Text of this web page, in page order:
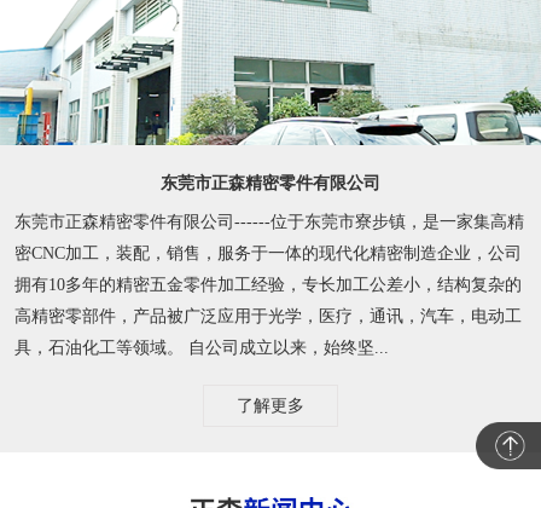
东莞市正森精密零件有限公司
东莞市正森精密零件有限公司------位于东莞市寮步镇，是一家集高精
密CNC加工，装配，销售，服务于一体的现代化精密制造企业，公司
拥有10多年的精密五金零件加工经验，专长加工公差小，结构复杂的
高精密零部件，产品被广泛应用于光学，医疗，通讯，汽车，电动工
具，石油化工等领域。 自公司成立以来，始终坚...
了解更多